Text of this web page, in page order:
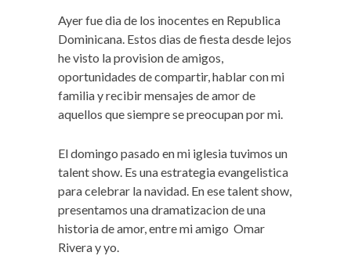
Ayer fue dia de los inocentes en Republica
Dominicana. Estos dias de fiesta desde lejos
he visto la provision de amigos,
oportunidades de compartir, hablar con mi
familia y recibir mensajes de amor de
aquellos que siempre se preocupan por mi.
El domingo pasado en mi iglesia tuvimos un
talent show. Es una estrategia evangelistica
para celebrar la navidad. En ese talent show,
presentamos una dramatizacion de una
historia de amor, entre mi amigo Omar
Rivera y yo.